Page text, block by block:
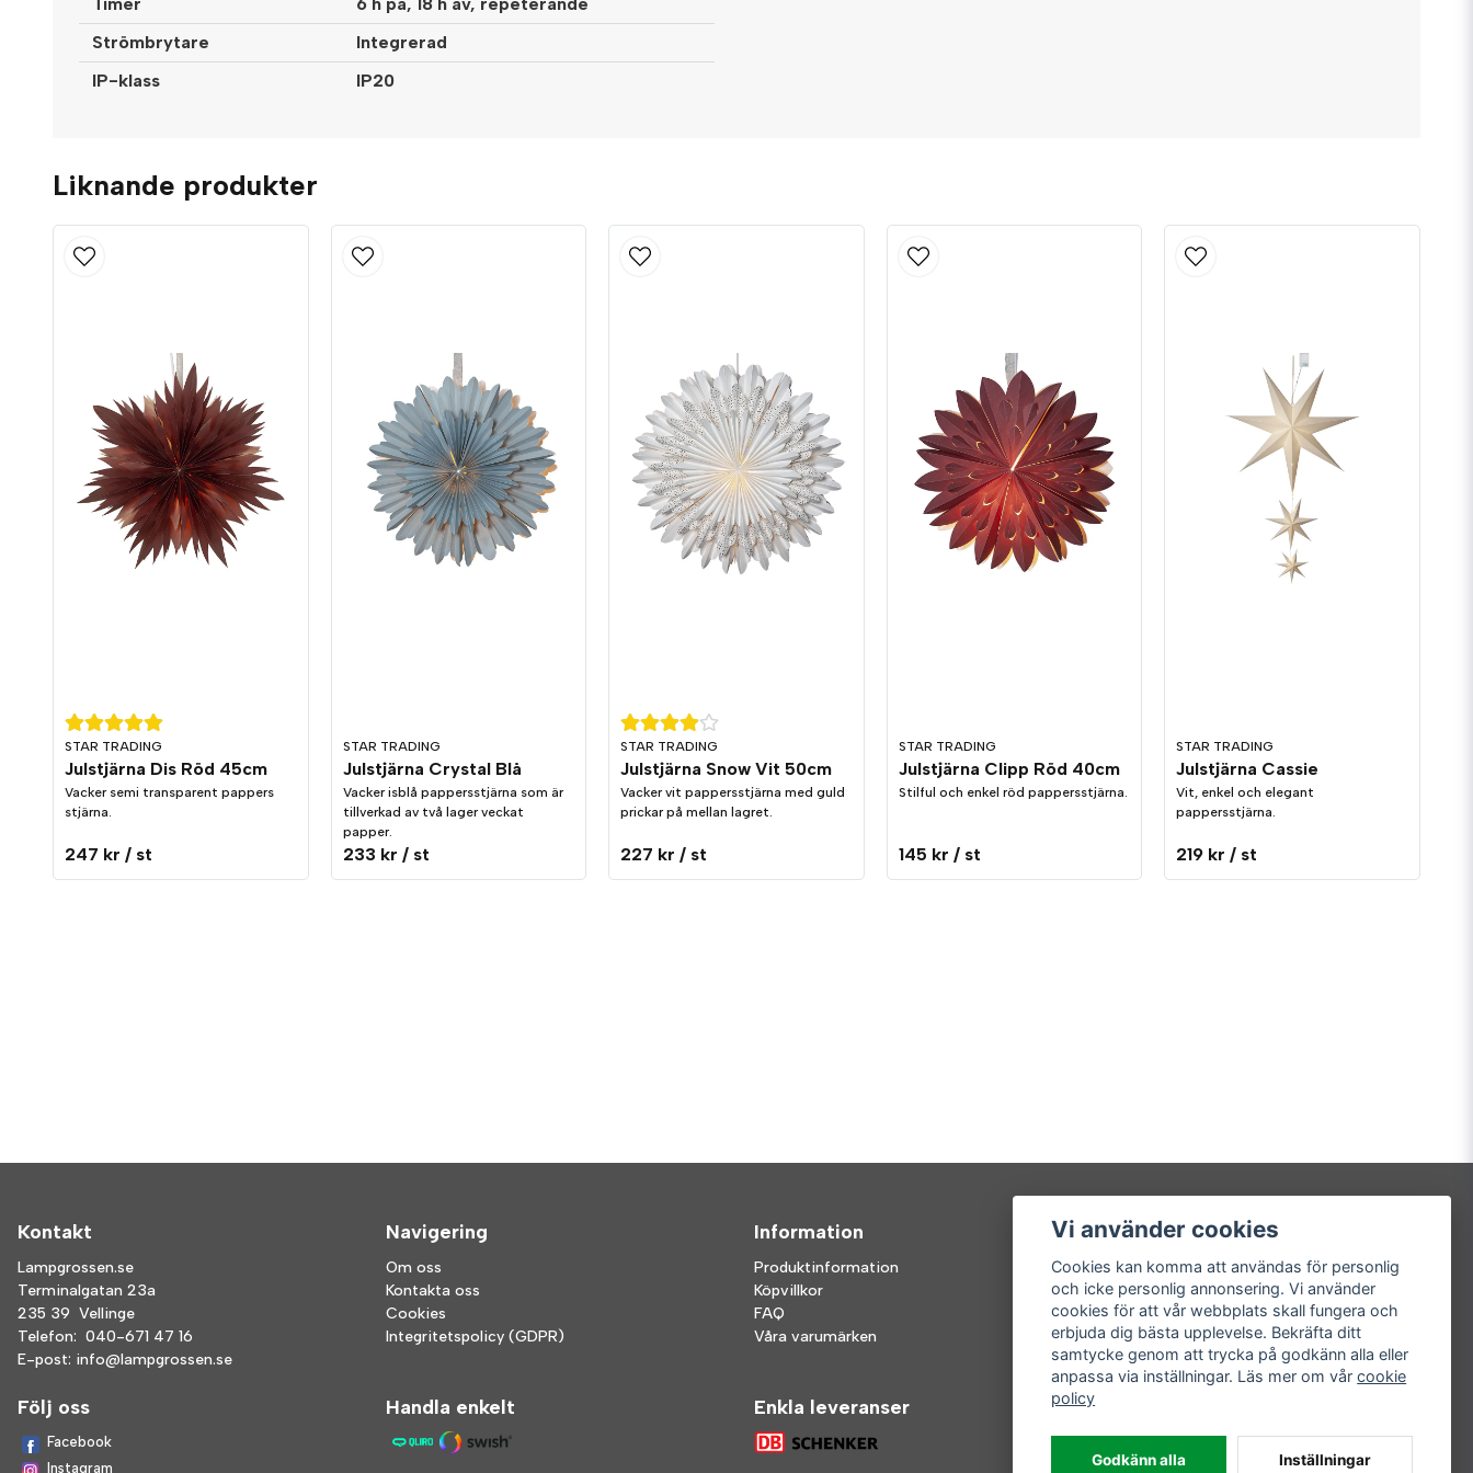
Strömbrytare
Integrerad
IP-klass
IP20
Liknande produkter
STAR TRADING
Julstjärna Dis Röd 45cm
Vacker semi transparent pappers
stjärna.
247 kr / st
STAR TRADING
Julstjärna Crystal Blå
Vacker isblå pappersstjärna som är
tillverkad av två lager veckat
papper.
233 kr / st
STAR TRADING
Julstjärna Snow Vit 50cm
Vacker vit pappersstjärna med guld
prickar på mellan lagret.
227 kr / st
STAR TRADING
Julstjärna Clipp Röd 40cm
Stilful och enkel röd pappersstjärna.
145 kr / st
STAR TRADING
Julstjärna Cassie
Vit, enkel och elegant
pappersstjärna.
219 kr / st
Kontakt
Lampgrossen.se
Terminalgatan 23a
235 39 Vellinge
Telefon: 040-671 47 16
E-post: info@lampgrossen.se
Navigering
Om oss
Kontakta oss
Cookies
Integritetspolicy (GDPR)
Information
Produktinformation
Köpvillkor
FAQ
Våra varumärken
Mitt konto
Logga in
Registrera dig
Glömt lösenord?
Följ oss
Facebook
Instagram
Handla enkelt Enkla leveranser
Vi använder cookies
Cookies kan komma att användas för personlig
och icke personlig annonsering. Vi använder
cookies för att vår webbplats skall fungera och
erbjuda dig bästa upplevelse. Bekräfta ditt
samtycke genom att trycka på godkänn alla eller
anpassa via inställningar. Läs mer om vårcookie
policy
Godkänn alla Inställningar